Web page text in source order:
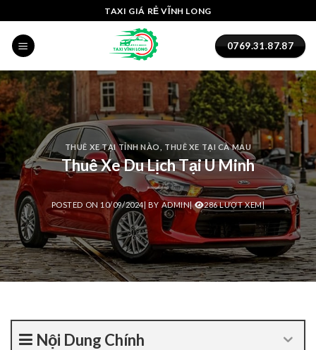
to
content
TAXI GIÁ RẺ VĨNH LONG
0769.31.87.87
THUÊ XE TẠI TỈNH NÀO THUÊ XE TẠI CÀ MAU
Thuê Xe Du Lịch Tại U Minh
POSTED ON 10/09/2024| BY ADMIN| 286 LƯỢT XEM|
Nội Dung Chính